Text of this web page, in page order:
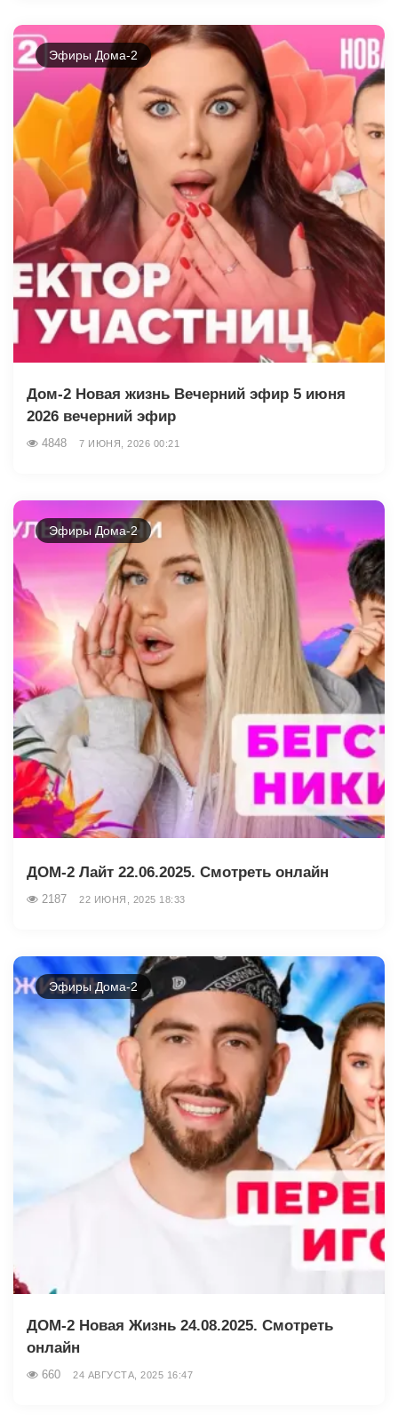
Эфиры Дома-2
Дом-2 Новая жизнь Вечерний эфир 5 июня
2026 вечерний эфир
4848 7 ИЮНЯ, 2026 00:21
Эфиры Дома-2
ДОМ-2 Лайт 22.06.2025. Смотреть онлайн
2187 22 ИЮНЯ, 2025 18:33
Эфиры Дома-2
ДОМ-2 Новая Жизнь 24.08.2025. Смотреть
онлайн
660 24 АВГУСТА, 2025 16:47